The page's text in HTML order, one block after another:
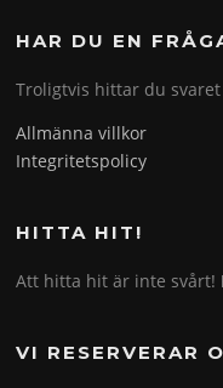
HAR DU EN
Troligtvis hittar du
Allmänna villkor
Integritetspolicy
HITTA HIT!
Att hitta hit är inte svårt!
VI RESERVERAR